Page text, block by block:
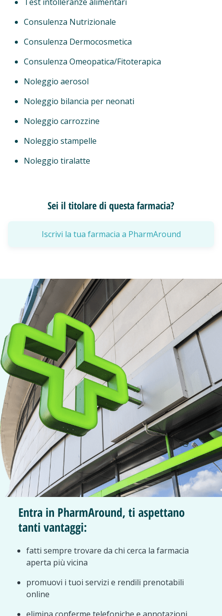
Consulenza Nutrizionale
Consulenza Dermocosmetica
Consulenza Omeopatica/Fitoterapica
Noleggio aerosol
Noleggio bilancia per neonati
Noleggio carrozzine
Noleggio stampelle
Noleggio tiralatte
Sei il titolare di questa farmacia?
Iscrivi la tua farmacia a PharmAround
Entra in PharmAround, ti aspettano
tanti vantaggi:
fatti sempre trovare da chi cerca la farmacia
aperta più vicina
promuovi i tuoi servizi e rendili prenotabili
online